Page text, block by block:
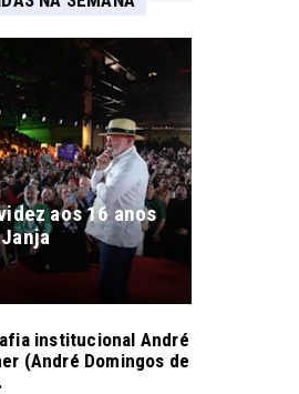
aos 16 anos
institucional André
(André Domingos de